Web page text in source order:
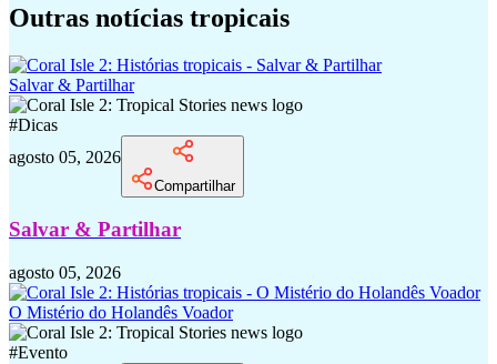
Outras notícias tropicais
Salvar & Partilhar
#Dicas
agosto 05, 2026
Compartilhar
Salvar & Partilhar
agosto 05, 2026
O Mistério do Holandês Voador
#Evento